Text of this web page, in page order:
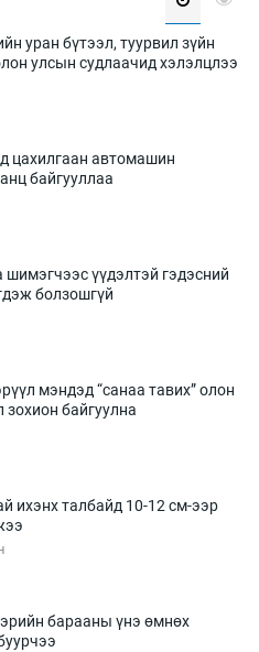
уран бүтээл, туурвил зүйн
улсын судлаачид хэлэлцлээ
цахилгаан автомашин
байгууллаа
шимэгчээс үүдэлтэй гэдэсний
болзошгүй
мэндэд “санаа тавих” олон
зохион байгуулна
ихэнх талбайд 10-12 см-ээр
барааны үнэ өмнөх